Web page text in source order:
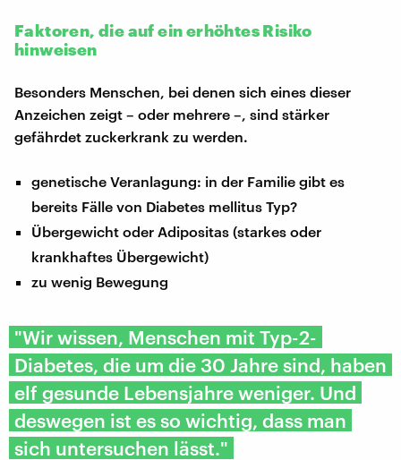
Faktoren, die auf ein erhöhtes Risiko
hinweisen
Besonders Menschen, bei denen sich eines dieser
Anzeichen zeigt – oder mehrere –, sind stärker
gefährdet zuckerkrank zu werden.
genetische Veranlagung: in der Familie gibt es
bereits Fälle von Diabetes mellitus Typ?
Übergewicht oder Adipositas (starkes oder
krankhaftes Übergewicht)
zu wenig Bewegung
"Wir wissen, Menschen mit Typ-2-
Diabetes, die um die 30 Jahre sind, haben
elf gesunde Lebensjahre weniger. Und
deswegen ist es so wichtig, dass man
sich untersuchen lässt."